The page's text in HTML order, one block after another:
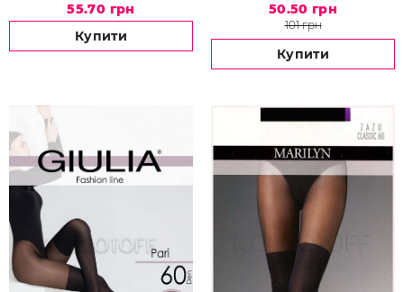
55.70 грн
Купити
50.50 грн
101 грн
Купити